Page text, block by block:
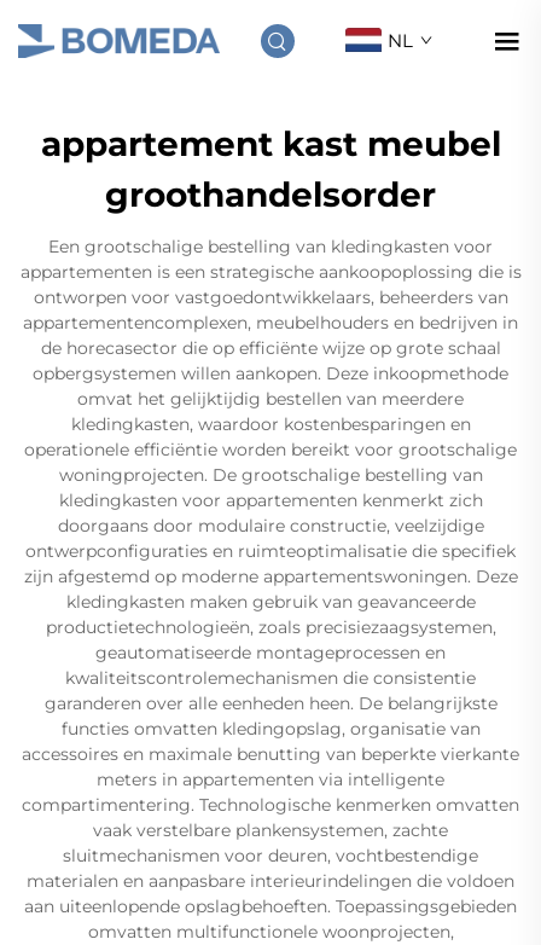
NL
appartement kast meubel
groothandelsorder
Een grootschalige bestelling van kledingkasten voor
appartementen is een strategische aankoopoplossing die is
ontworpen voor vastgoedontwikkelaars, beheerders van
appartementencomplexen, meubelhouders en bedrijven in
de horecasector die op efficiënte wijze op grote schaal
opbergsystemen willen aankopen. Deze inkoopmethode
omvat het gelijktijdig bestellen van meerdere
kledingkasten, waardoor kostenbesparingen en
operationele efficiëntie worden bereikt voor grootschalige
woningprojecten. De grootschalige bestelling van
kledingkasten voor appartementen kenmerkt zich
doorgaans door modulaire constructie, veelzijdige
ontwerpconfiguraties en ruimteoptimalisatie die specifiek
zijn afgestemd op moderne appartementswoningen. Deze
kledingkasten maken gebruik van geavanceerde
productietechnologieën, zoals precisiezaagsystemen,
geautomatiseerde montageprocessen en
kwaliteitscontrolemechanismen die consistentie
garanderen over alle eenheden heen. De belangrijkste
functies omvatten kledingopslag, organisatie van
accessoires en maximale benutting van beperkte vierkante
meters in appartementen via intelligente
compartimentering. Technologische kenmerken omvatten
vaak verstelbare plankensystemen, zachte
sluitmechanismen voor deuren, vochtbestendige
materialen en aanpasbare interieurindelingen die voldoen
aan uiteenlopende opslagbehoeften. Toepassingsgebieden
omvatten multifunctionele woonprojecten,